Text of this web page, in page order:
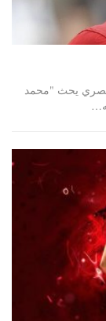
يحث "محمد
…